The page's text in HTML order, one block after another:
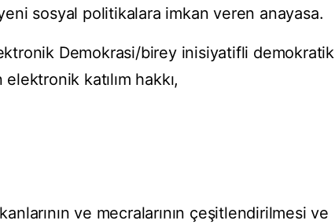
sosyal politikalara imkan veren anayasa.
Demokrasi/birey inisiyatifli demokratik
katılım hakkı,
ve mecralarının çeşitlendirilmesi ve